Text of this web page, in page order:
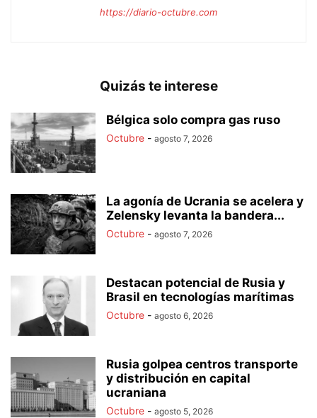
https://diario-octubre.com
Quizás te interese
Bélgica solo compra gas ruso
Octubre - agosto 7, 2026
La agonía de Ucrania se acelera y
Zelensky levanta la bandera...
Octubre - agosto 7, 2026
Destacan potencial de Rusia y
Brasil en tecnologías marítimas
Octubre - agosto 6, 2026
Rusia golpea centros transporte
y distribución en capital
ucraniana
Octubre - agosto 5, 2026